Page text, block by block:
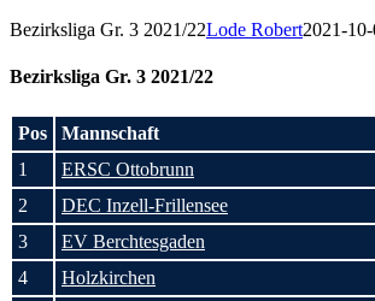
Bezirksliga Gr. 3 2021/22Lode Robert2021-
Bezirksliga Gr. 3 2021/22
Pos
Mannschaft
1
ERSC Ottobrunn
2
DEC Inzell-Frillensee
3
EV Berchtesgaden
4
Holzkirchen